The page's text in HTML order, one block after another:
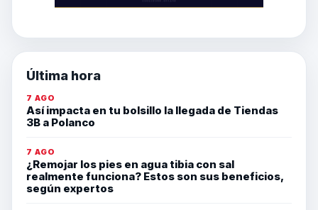
Última hora
7 AGO
Así impacta en tu bolsillo la llegada de Tiendas
3B a Polanco
7 AGO
¿Remojar los pies en agua tibia con sal
realmente funciona? Estos son sus beneficios,
según expertos